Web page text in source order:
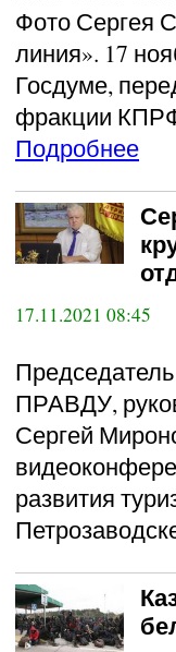
Фото Сергея
линия». 17
Госдуме,
фракции
Подробнее
17.11.2021 08:45
ПРАВДУ,
Сергей
развития